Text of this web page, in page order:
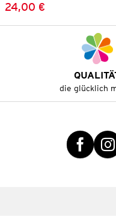
Vorheriger Preis:
Neuer Preis:
24,00 €
die glücklich